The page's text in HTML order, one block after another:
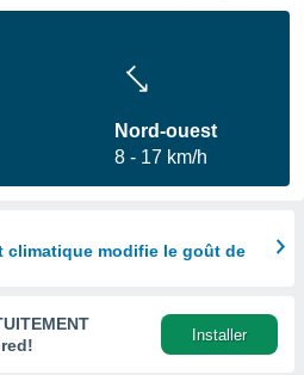
Nord-ouest
8
17 km/h
climatique modifie le goût de
Installer